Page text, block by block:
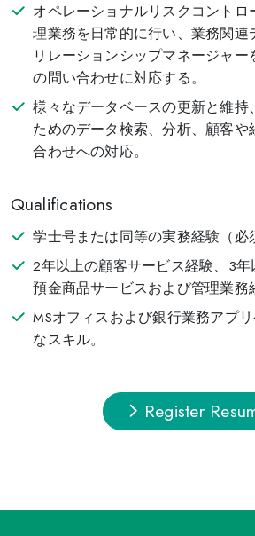
オペレーショナルリスクコントロ
理業務を日常的に行い、業務関連
リレーションシップマネージャー
の問い合わせに対応する。
様々なデータベースの更新と維持
ためのデータ検索、分析、顧客や
合わせへの対応。
Qualifications
学士号または同等の実務経験（必
2年以上の顧客サービス経験、3年
預金商品サービスおよび管理業務
MSオフィスおよび銀行業務アプ
なスキル。
Register